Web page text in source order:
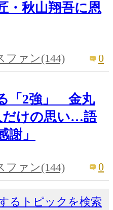
・秋山翔吾に恩
ファン(144) 0
「2強」 金丸
だけの思い…語
謝」
ファン(144) 0
るトピックを検索